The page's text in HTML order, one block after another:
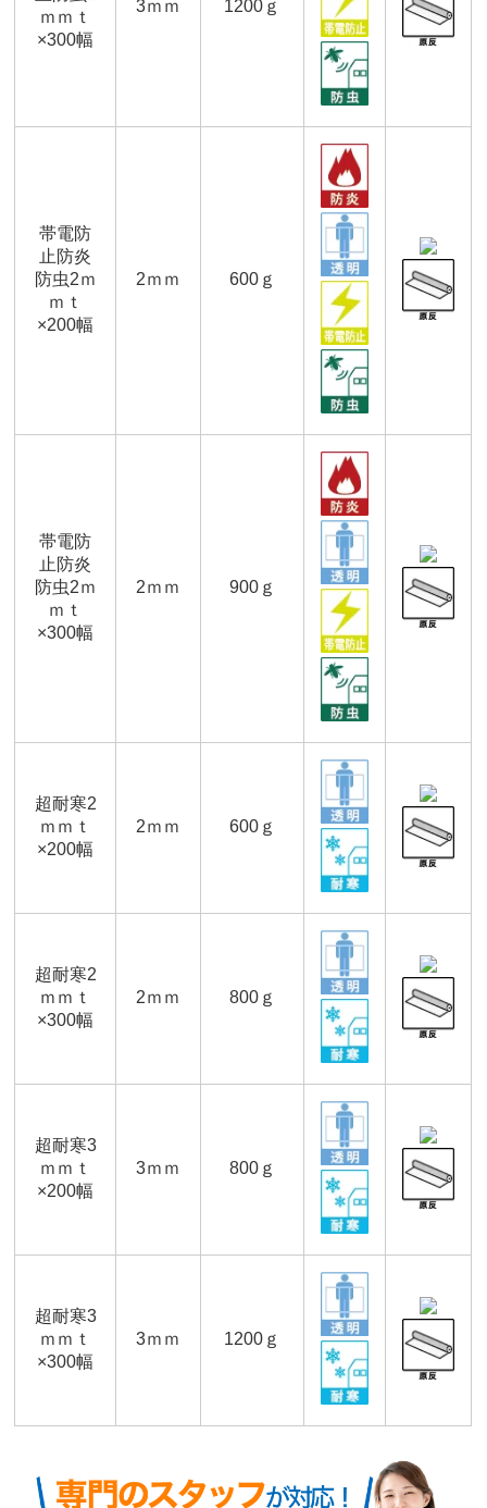
ｍｍｔ
×300幅
3ｍｍ 1200ｇ
帯電防
止防炎
防虫2ｍ
ｍｔ
×200幅
2ｍｍ 600ｇ
帯電防
止防炎
防虫2ｍ
ｍｔ
×300幅
2ｍｍ 900ｇ
超耐寒2
ｍｍｔ
×200幅
2ｍｍ 600ｇ
超耐寒2
ｍｍｔ
×300幅
2ｍｍ 800ｇ
超耐寒3
ｍｍｔ
×200幅
3ｍｍ 800ｇ
超耐寒3
ｍｍｔ
×300幅
3ｍｍ 1200ｇ